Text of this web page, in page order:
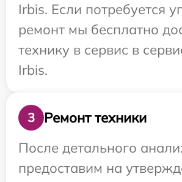
Irbis. Если потребуется
ремонт мы бесплатно
технику в сервис в
Irbis.
3
Ремонт техники
После детального
предоставим на